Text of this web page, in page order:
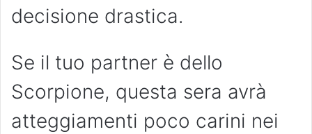
decisione drastica.
Se il tuo partner è dello
Scorpione, questa sera avrà
atteggiamenti poco carini nei